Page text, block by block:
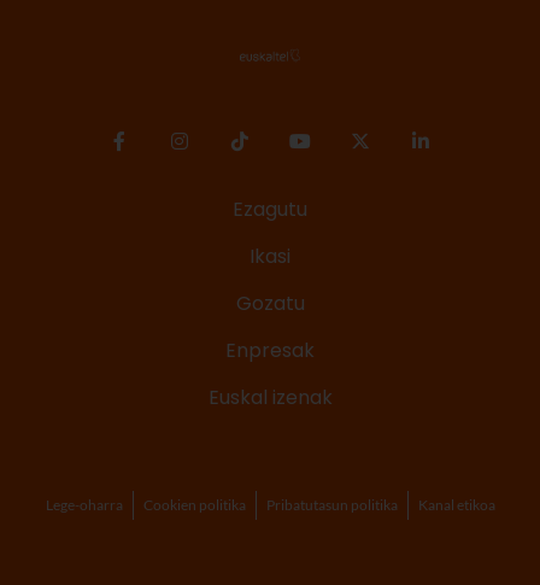
Ezagutu
Ikasi
Gozatu
Enpresak
Euskal izenak
Lege-oharra Cookien politika Pribatutasun politika Kanal etikoa